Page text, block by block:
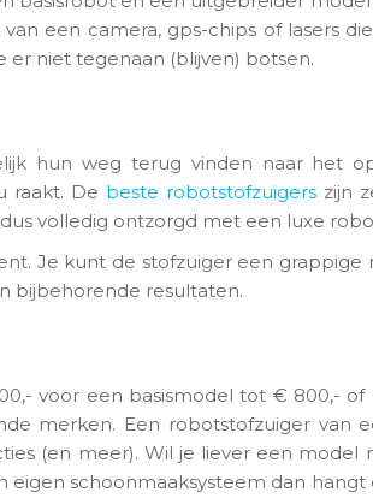
een camera, gps-chips of lasers
niet tegenaan (blijven) botsen.
hun weg terug vinden naar het
raakt. De beste robotstofzuigers zijn
volledig ontzorgd met een luxe
Je kunt de stofzuiger een grappige
bijbehorende resultaten.
voor een basismodel tot € 800,-
merken. Een robotstofzuiger van
(en meer). Wil je liever een
schoonmaaksysteem dan